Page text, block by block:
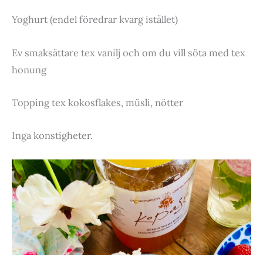
Yoghurt (endel föredrar kvarg istället)
Ev smaksättare tex vanilj och om du vill söta med tex
honung
Topping tex kokosflakes, müsli, nötter
Inga konstigheter.